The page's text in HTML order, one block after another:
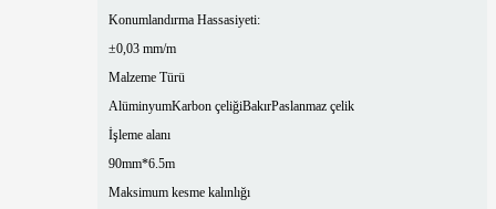
Konumlandırma Hassasiyeti:
±0,03 mm/m
Malzeme Türü
AlüminyumKarbon çeliğiBakırPaslanmaz çelik
İşleme alanı
90mm*6.5m
Maksimum kesme kalınlığı